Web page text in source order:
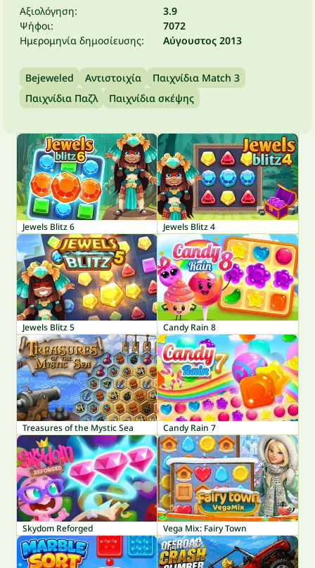
Αξιολόγηση:
3.9
Ψήφοι:
7072
Ημερομηνία δημοσίευσης:
Αύγουστος 2013
Bejeweled Αντιστοιχία
Παιχνίδια Match 3
Παιχνίδια Παζλ
Παιχνίδια σκέψης
Jewels Blitz 6 Jewels Blitz 4
Jewels Blitz 5 Candy Rain 8
Treasures of the Mystic Sea Candy Rain 7
Skydom Reforged Vega Mix: Fairy Town